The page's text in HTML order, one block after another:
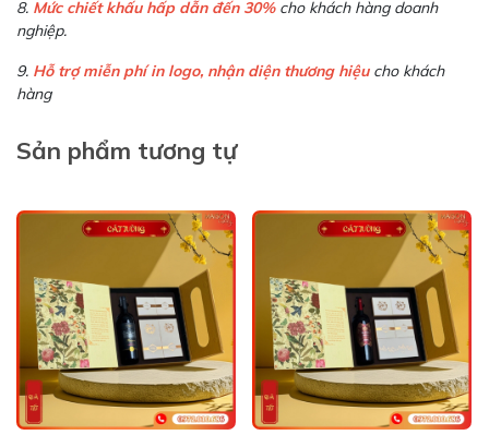
8. Mức chiết khấu hấp dẫn đến 30%cho khách hàng doanh
nghiệp.
9. Hỗ trợ miễn phí in logo, nhận diện thương hiệucho khách
hàng
Sản phẩm tương tự